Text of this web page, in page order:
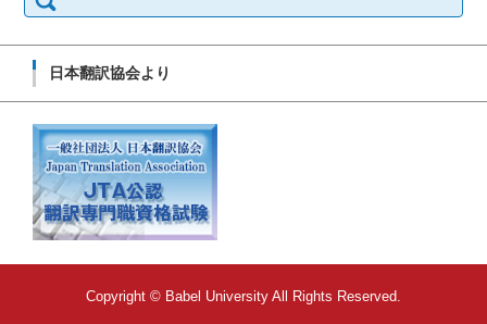
日本翻訳協会より
Copyright © Babel University All Rights Reserved.